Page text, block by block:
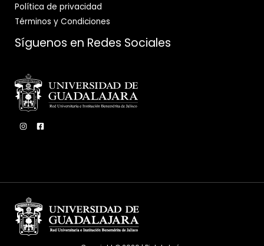
Política de privacidad
Términos y Condiciones
Síguenos en Redes Sociales